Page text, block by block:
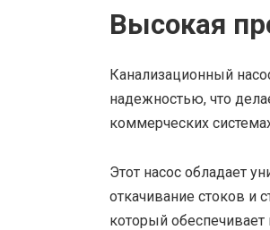
Высокая
Канализационный
надежностью, что
коммерческих
Этот насос обладает
откачивание стоков и
который